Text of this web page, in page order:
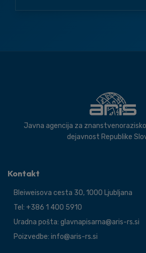
Javna agencija za
dejavnost Republike
Kontakt
Bleiweisova cesta 30, 1000 Ljubljana
Tel: +386 1 400 5910
Uradna pošta: glavnapisarna@aris-rs.si
Poizvedbe: info@aris-rs.si